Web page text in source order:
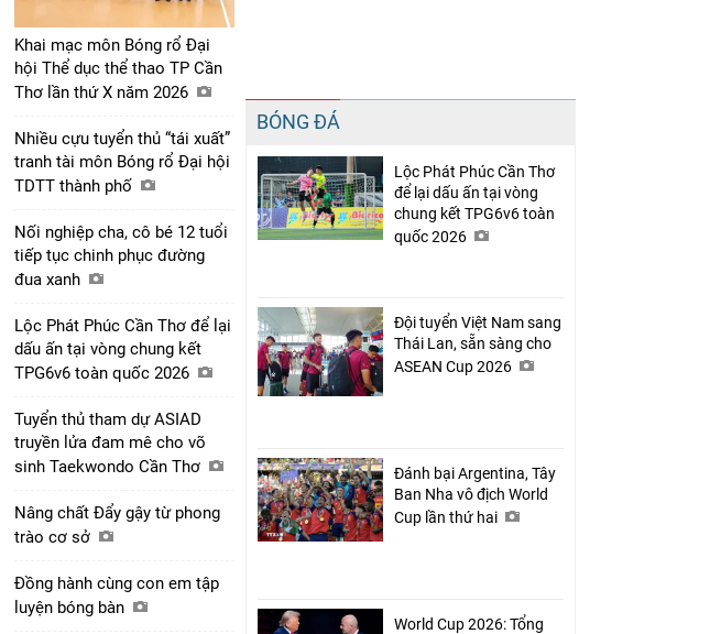
Chia sẻ
Khai mạc môn Bóng rổ Đại
hội Thể dục thể thao TP Cần
Thơ lần thứ X năm 2026
Nhiều cựu tuyển thủ “tái xuất”
tranh tài môn Bóng rổ Đại hội
TDTT thành phố
Nối nghiệp cha, cô bé 12 tuổi
tiếp tục chinh phục đường
đua xanh
Lộc Phát Phúc Cần Thơ để lại
dấu ấn tại vòng chung kết
TPG6v6 toàn quốc 2026
Tuyển thủ tham dự ASIAD
truyền lửa đam mê cho võ
sinh Taekwondo Cần Thơ
Nâng chất Đẩy gậy từ phong
trào cơ sở
Đồng hành cùng con em tập
luyện bóng bàn
BÓNG ĐÁ
Lộc Phát Phúc Cần Thơ
để lại dấu ấn tại vòng
chung kết TPG6v6 toàn
quốc 2026
Đội tuyển Việt Nam sang
Thái Lan, sẵn sàng cho
ASEAN Cup 2026
Đánh bại Argentina, Tây
Ban Nha vô địch World
Cup lần thứ hai
World Cup 2026: Tổng